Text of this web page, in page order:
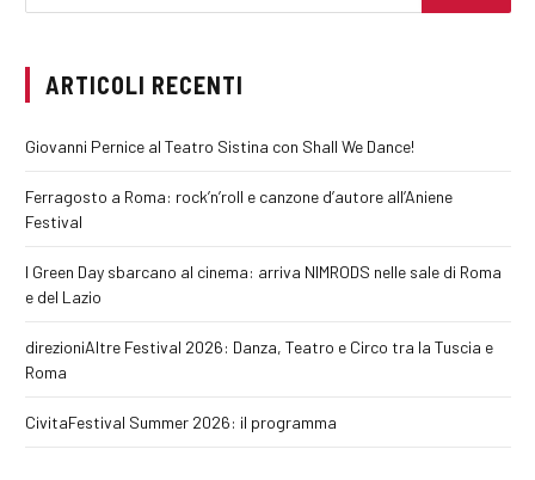
ARTICOLI RECENTI
Giovanni Pernice al Teatro Sistina con Shall We Dance!
Ferragosto a Roma: rock’n’roll e canzone d’autore all’Aniene
Festival
I Green Day sbarcano al cinema: arriva NIMRODS nelle sale di Roma
e del Lazio
direzioniAltre Festival 2026: Danza, Teatro e Circo tra la Tuscia e
Roma
CivitaFestival Summer 2026: il programma